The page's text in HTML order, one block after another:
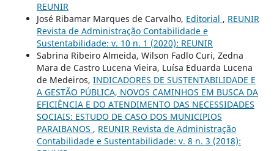
REUNIR
José Ribamar Marques de Carvalho, Editorial , REUNIR
Revista de Administração Contabilidade e
Sustentabilidade: v. 10 n. 1 (2020): REUNIR
Sabrina Ribeiro Almeida, Wilson Fadlo Curi, Zedna
Mara de Castro Lucena Vieira, Luísa Eduarda Lucena
de Medeiros, INDICADORES DE SUSTENTABILIDADE E
A GESTÃO PÚBLICA, NOVOS CAMINHOS EM BUSCA DA
EFICIÊNCIA E DO ATENDIMENTO DAS NECESSIDADES
SOCIAIS: ESTUDO DE CASO DOS MUNICIPIOS
PARAIBANOS , REUNIR Revista de Administração
Contabilidade e Sustentabilidade: v. 8 n. 3 (2018):